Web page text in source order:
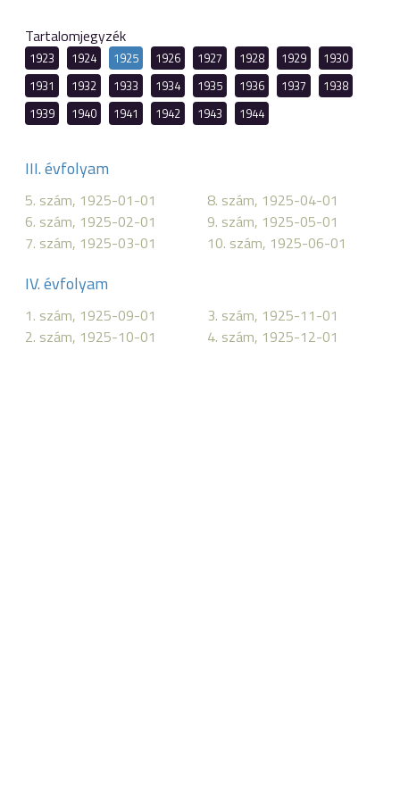
Tartalomjegyzék
1923 1924 1925 1926 1927 1928 1929
1930
1931
1932 1933 1934 1935 1936 1937
1938
1939
1940 1941 1942 1943 1944
III. évfolyam
5. szám, 1925-01-01
6. szám, 1925-02-01
7. szám, 1925-03-01
8. szám, 1925-04-01
9. szám, 1925-05-01
10. szám, 1925-06-01
IV. évfolyam
1. szám, 1925-09-01
2. szám, 1925-10-01
3. szám, 1925-11-01
4. szám, 1925-12-01